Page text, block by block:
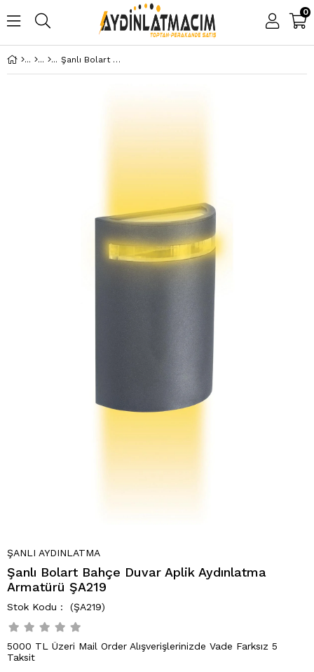
0
Şanlı Bolart Bahçe Duvar Aplik Aydınlatma Armatürü ŞA219
ŞANLI AYDINLATMA
Şanlı Bolart Bahçe Duvar Aplik Aydınlatma
Armatürü ŞA219
(ŞA219)
5000 TL Üzeri Mail Order Alışverişlerinizde Vade Farksız 5
Taksit